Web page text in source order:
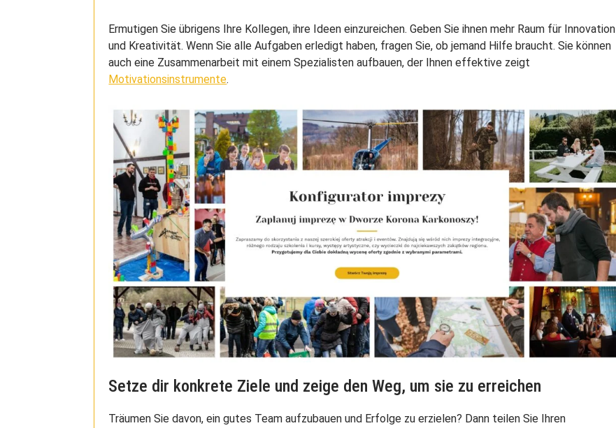
Ermutigen Sie übrigens Ihre Kollegen, ihre Ideen einzureichen. Geben Sie ihnen mehr Raum für Innovation
und Kreativität. Wenn Sie alle Aufgaben erledigt haben, fragen Sie, ob jemand Hilfe braucht. Sie können
auch eine Zusammenarbeit mit einem Spezialisten aufbauen, der Ihnen effektive zeigt
Motivationsinstrumente.
Setze dir konkrete Ziele und zeige den Weg, um sie zu erreichen
Träumen Sie davon, ein gutes Team aufzubauen und Erfolge zu erzielen? Dann teilen Sie Ihren